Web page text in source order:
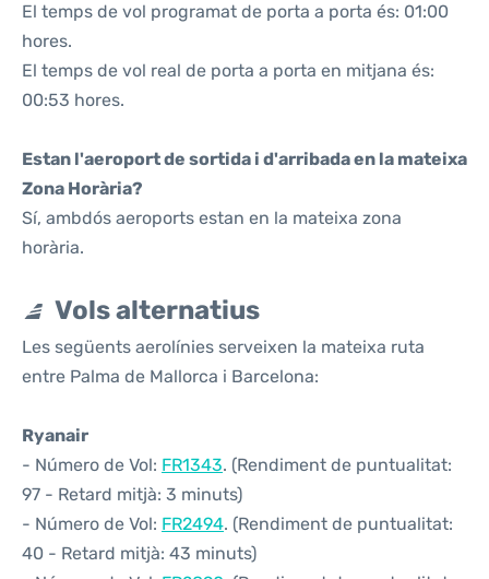
El temps de vol programat de porta a porta és: 01:00
hores.
El temps de vol real de porta a porta en mitjana és:
00:53 hores.
Estan l'aeroport de sortida i d'arribada en la mateixa
Zona Horària?
Sí, ambdós aeroports estan en la mateixa zona
horària.
Vols alternatius
Les següents aerolínies serveixen la mateixa ruta
entre Palma de Mallorca i Barcelona:
Ryanair
- Número de Vol: FR1343. (Rendiment de puntualitat:
97 - Retard mitjà: 3 minuts)
- Número de Vol: FR2494. (Rendiment de puntualitat:
40 - Retard mitjà: 43 minuts)